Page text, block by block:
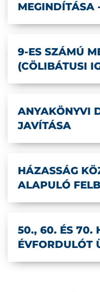
MEGINDÍTÁSA
9-ES SZÁMÚ
(CÖLIBÁTUSI
ANYAKÖNYVI
JAVÍTÁSA
HÁZASSÁG
ALAPULÓ
50., 60. ÉS 70.
ÉVFORDULÓT